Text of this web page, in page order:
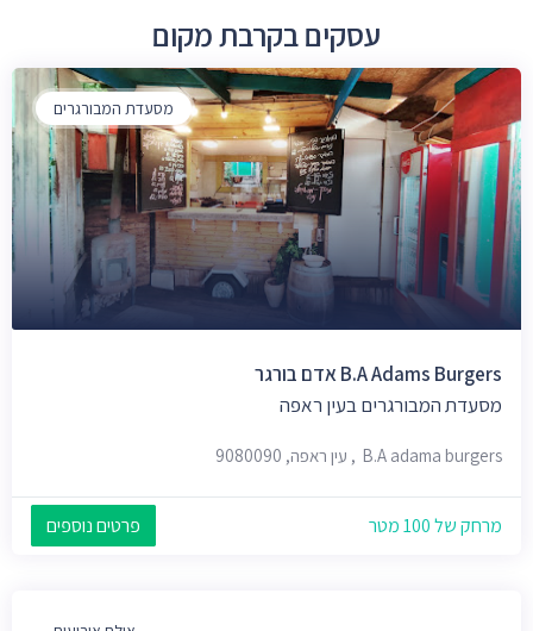
עסקים בקרבת מקום
מסעדת המבורגרים
B.A Adams Burgers אדם בורגר
מסעדת המבורגרים בעין ראפה
B.A adama burgers, עין ראפה, 9080090
מרחק של 100 מטר פרטים נוספים